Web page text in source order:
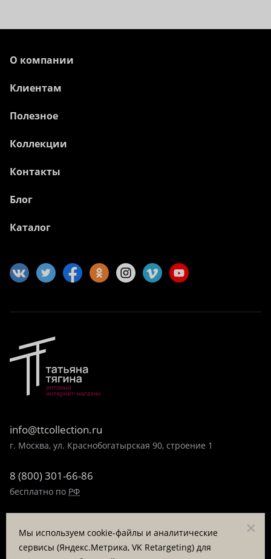
О компании
Клиентам
Полезное
Коллекции
Контакты
Блог
Каталог
info@ttcollection.ru
г. Москва, ул. Краснобогатырская 90, строение 1
8 (800) 301-66-86
бесплатно по РФ
пн-пт 9:00-17:00
Мы используем cookie-файлы и аналитические
сервисы (Яндекс.Метрика, VK Retargeting) для